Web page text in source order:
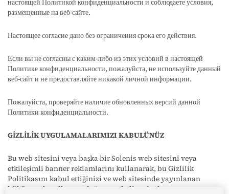
настоящей Политикой конфиденциальности и соблюдаете условия,
размещенные на веб-сайте.
Настоящее согласие дано без ограничения срока его действия.
Если вы не согласны с каким-либо из этих условий в настоящей
Политике конфиденциальности, пожалуйста, не используйте данный
веб-сайт и не предоставляйте никакой личной информации.
Пожалуйста, проверяйте наличие обновленных версий данной
Политики конфиденциальности.
GİZLİLİK UYGULAMALARIMIZI KABULÜNÜZ
Bu web sitesini veya başka bir Solenis web sitesini veya
etkileşimli banner reklamlarını kullanarak, bu Gizlilik
Politikasını kabul ettiğinizi ve web sitesinde yayınlanan
hüküm ve koşullara uyduğunuzu belirtmiş olursunuz.